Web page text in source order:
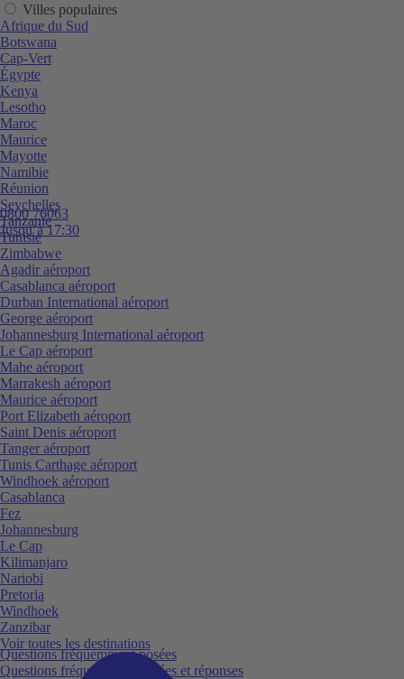
0800 76063
Jusqu’à 17:30
Questions fréquemment posées
Questions fréquemment posées et réponses
Villes populaires
Afrique du Sud
Botswana
Cap-Vert
Égypte
Kenya
Lesotho
Maroc
Maurice
Mayotte
Namibie
Réunion
Seychelles
Tanzanie
Tunisie
Zimbabwe
Agadir aéroport
Casablanca aéroport
Durban International aéroport
George aéroport
Johannesburg International aéroport
Le Cap aéroport
Mahe aéroport
Marrakesh aéroport
Maurice aéroport
Port Elizabeth aéroport
Saint Denis aéroport
Tanger aéroport
Tunis Carthage aéroport
Windhoek aéroport
Casablanca
Fez
Johannesburg
Le Cap
Kilimanjaro
Nariobi
Pretoria
Windhoek
Zanzibar
Voir toutes les destinations